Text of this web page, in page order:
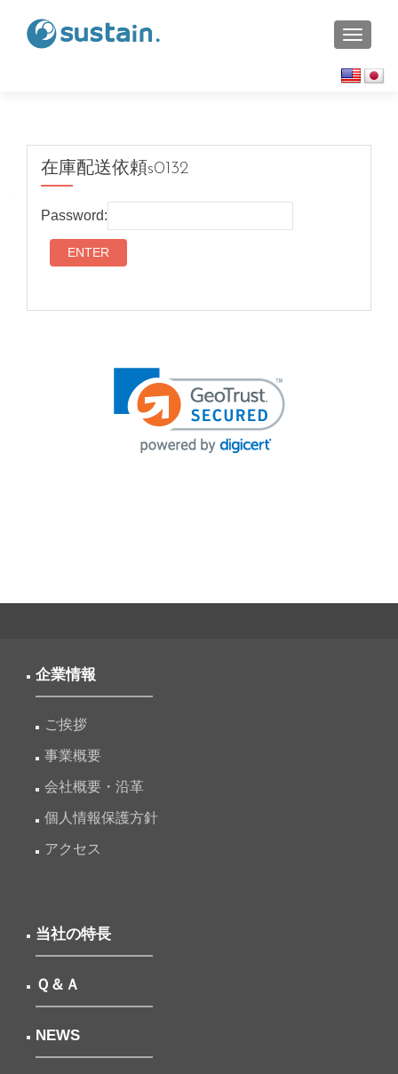
在庫配送依頼s0132
Password:
企業情報
ご挨拶
事業概要
会社概要・沿革
個人情報保護方針
アクセス
当社の特長
Ｑ＆Ａ
NEWS